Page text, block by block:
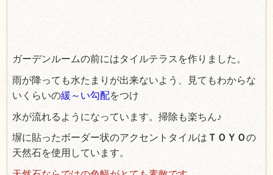
ガーデンルームの前にはタイルテラスを作りました。
雨が降っても水たまりが出来ないよう、見てもわからな
いくらいの緩～い勾配をつけ
水が流れるようになっています。掃除も楽ちん♪
塀に貼ったボーダー状のアクセントタイルは ＴＯＹＯの
天然石を使用しています。